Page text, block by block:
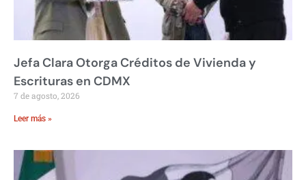
Jefa Clara Otorga Créditos de Vivienda y
Escrituras en CDMX
7 de agosto, 2026
Leer más »